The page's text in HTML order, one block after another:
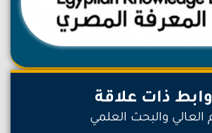
ذات علاقة
العالي والبحث العلمي